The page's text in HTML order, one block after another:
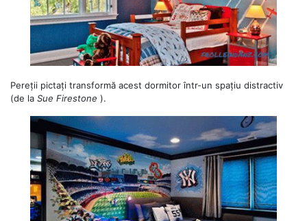
Pereții pictați transformă acest dormitor într-un spațiu distractiv
(de la Sue Firestone ).